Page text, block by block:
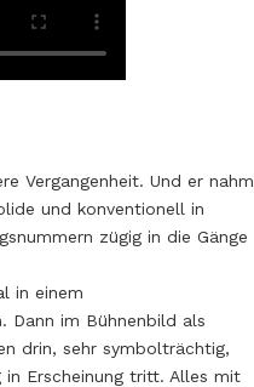
Vergangenheit. Und er nahm
und konventionell in
zügig in die Gänge
in einem
Dann im Bühnenbild als
drin, sehr symbolträchtig,
Erscheinung tritt. Alles mit